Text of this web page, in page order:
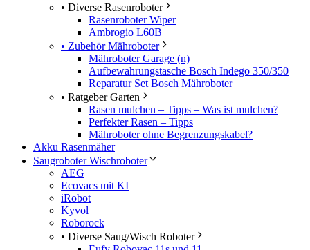
• Diverse Rasenroboter
Rasenroboter Wiper
Ambrogio L60B
• Zubehör Mähroboter
Mähroboter Garage (n)
Aufbewahrungstasche Bosch Indego 350/350
Reparatur Set Bosch Mähroboter
• Ratgeber Garten
Rasen mulchen – Tipps – Was ist mulchen?
Perfekter Rasen – Tipps
Mähroboter ohne Begrenzungskabel?
Akku Rasenmäher
Saugroboter Wischroboter
AEG
Ecovacs mit KI
iRobot
Kyvol
Roborock
• Diverse Saug/Wisch Roboter